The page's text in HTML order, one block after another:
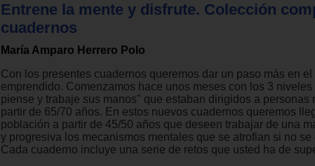
Entrene la mente y disfrute. Colección
cuadernos
María Amparo Herrero Polo
Con los presentes cuadernos queremos dar un paso más en el
emprendido. Comenzamos hace unos meses con los 3
piense y trabaje sus manos" que estaban dirigidos a personas
partir de 65/70 años. En estos nuevos cuadernos queremos
población a partir de 45/50 años que deseen trabajar de una
y progresiva los mecanismos mentales que se atrofian si no se
Cada cuaderno incluye una serie de retos que usted ha de